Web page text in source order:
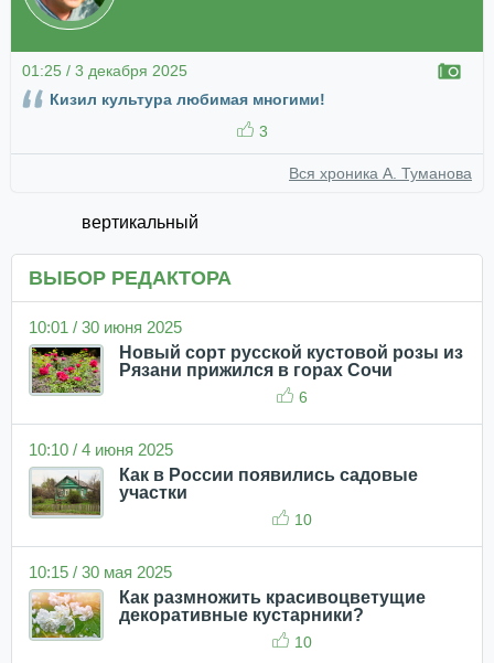
01:25 / 3 декабря 2025
Кизил культура любимая многими!
3
Вся хроника А. Туманова
вертикальный
ВЫБОР РЕДАКТОРА
10:01 / 30 июня 2025
Новый сорт русской кустовой розы из
Рязани прижился в горах Сочи
6
10:10 / 4 июня 2025
Как в России появились садовые
участки
10
10:15 / 30 мая 2025
Как размножить красивоцветущие
декоративные кустарники?
10